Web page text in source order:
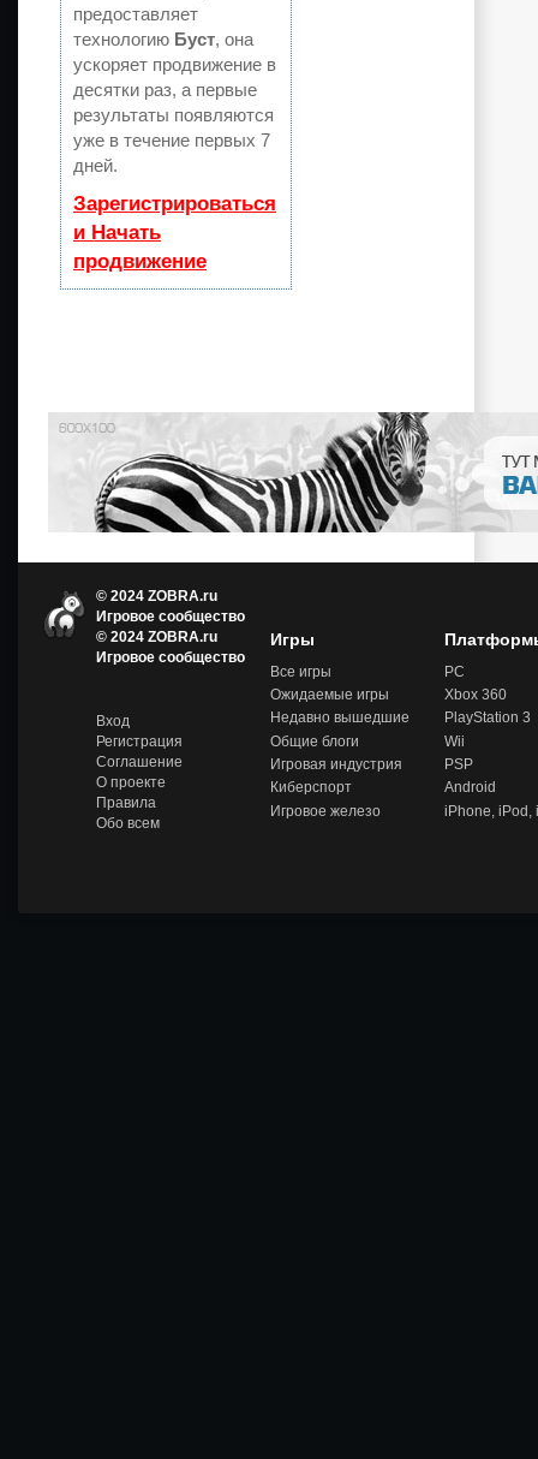
предоставляет
технологию Буст, она
ускоряет продвижение в
десятки раз, а первые
результаты появляются
уже в течение первых 7
дней.
Зарегистрироваться
и Начать
продвижение
© 2024 ZOBRA.ru
Игровое сообщество
© 2024 ZOBRA.ru
Игровое сообщество
Вход
Регистрация
Соглашение
О проекте
Правила
Обо всем
Игры
Все игры
Ожидаемые игры
Недавно вышедшие
Общие блоги
Игровая индустрия
Киберспорт
Игровое железо
PC
Xbox 360
PlayStation 3
Wii
PSP
Android
iPhone, iPod,